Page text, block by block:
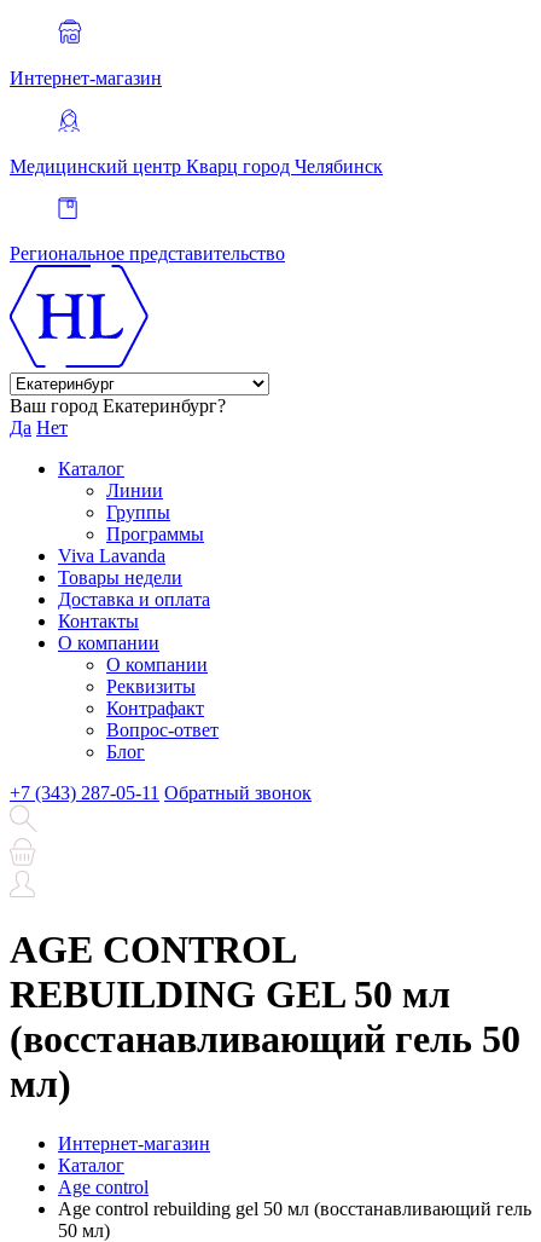
Интернет-магазин
Медицинский центр Кварц город Челябинск
Региональное представительство
Ваш город Екатеринбург?
Да Нет
Каталог
Линии
Группы
Программы
Viva Lavanda
Товары недели
Доставка и оплата
Контакты
О компании
О компании
Реквизиты
Контрафакт
Вопрос-ответ
Блог
+7 (343) 287-05-11 Обратный звонок
AGE CONTROL
REBUILDING GEL 50 мл
(восстанавливающий гель 50
мл)
Интернет-магазин
Каталог
Age control
Age control rebuilding gel 50 мл (восстанавливающий гель
50 мл)